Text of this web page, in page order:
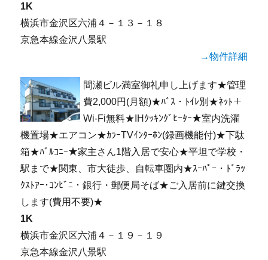
1K
横浜市金沢区六浦４－１３－１８
京急本線金沢八景駅
→物件詳細
間瀬ビル満室御礼申し上げます★管理
費2,000円(月額)★ﾊﾞｽ・ﾄｲﾚ別★ﾈｯﾄ＋
Wi-Fi無料★IHｸｯｷﾝｸﾞﾋｰﾀｰ★室内洗濯
機置場★エアコン★ｶﾗｰTVｲﾝﾀｰﾎﾝ(録画機能付)★下駄
箱★ﾊﾞﾙｺﾆｰ★家主さん1階入居で安心★平坦で学校・
駅まで★関東、市大徒歩、自転車圏内★ｽｰﾊﾟｰ・ﾄﾞﾗｯ
ｸｽﾄｱｰ･ｺﾝﾋﾞﾆ・銀行・郵便局そば★ご入居前に鍵交換
します(費用不要)★
1K
横浜市金沢区六浦４－１９－１９
京急本線金沢八景駅